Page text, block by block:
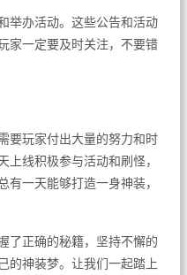
举办活动。这些公告和活动
家一定要及时关注，不要错
要玩家付出大量的努力和时
上线积极参与活动和刷怪，
有一天能够打造一身神装，
了正确的秘籍，坚持不懈的
的神装梦。让我们一起踏上